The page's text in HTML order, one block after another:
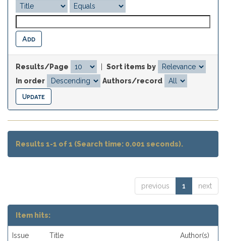
Results/Page
Sort items by
In order
Authors/record
Results 1-1 of 1 (Search time: 0.001 seconds).
previous 1 next
Item hits:
Issue
Title Author(s)